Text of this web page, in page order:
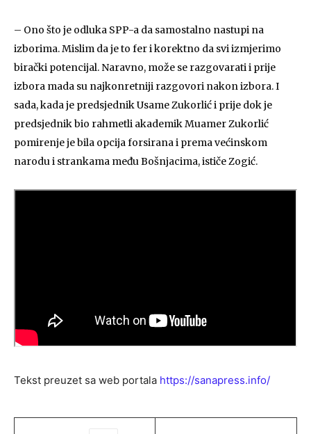
– Ono što je odluka SPP-a da samostalno nastupi na
izborima. Mislim da je to fer i korektno da svi izmjerimo
birački potencijal. Naravno, može se razgovarati i prije
izbora mada su najkonretniji razgovori nakon izbora. I
sada, kada je predsjednik Usame Zukorlić i prije dok je
predsjednik bio rahmetli akademik Muamer Zukorlić
pomirenje je bila opcija forsirana i prema većinskom
narodu i strankama među Bošnjacima, ističe Zogić.
Tekst preuzet sa web portala https://sanapress.info/